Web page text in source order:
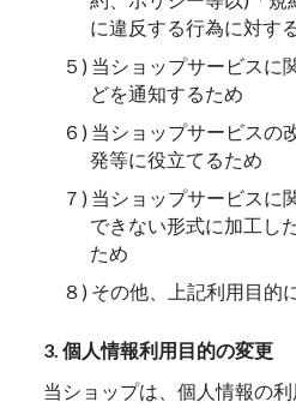
に違反する行為に対す
５) 当ショップサービスに
どを通知するため
６) 当ショップサービスの
発等に役立てるため
７) 当ショップサービスに
できない形式に加工し
ため
８) その他、上記利用目的
3. 個人情報利用目的の変更
当ショップは、個人情報の